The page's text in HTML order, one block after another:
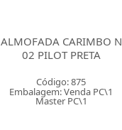
ALMOFADA CARIMBO N
02 PILOT PRETA
Código: 875
Embalagem: Venda PC\1
Master PC\1